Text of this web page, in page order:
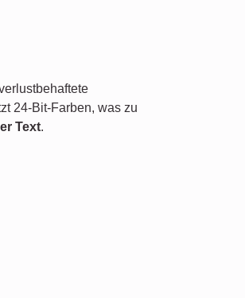
24-Bit-Farben, was zu
Text.